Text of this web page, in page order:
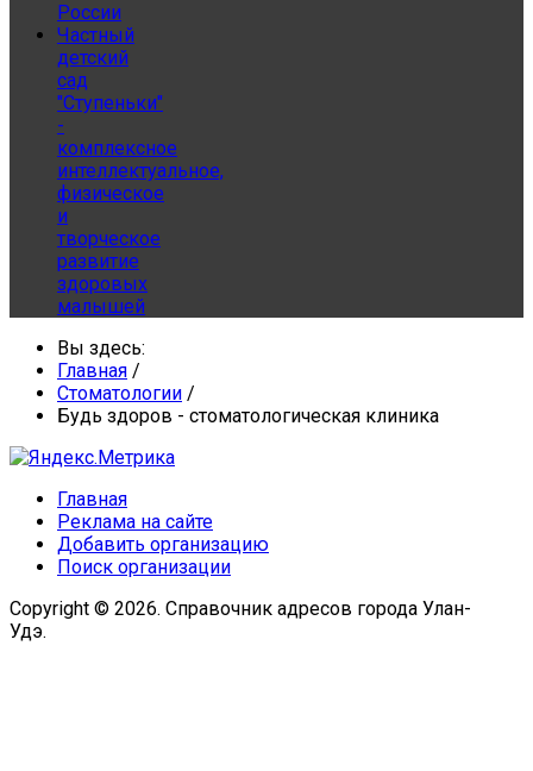
России
Частный
детский
сад
"Ступеньки"
-
комплексное
интеллектуальное,
физическое
и
творческое
развитие
здоровых
малышей
Вы здесь:
Главная /
Стоматологии /
Будь здоров - стоматологическая клиника
Главная
Реклама на сайте
Добавить организацию
Поиск организации
Copyright © 2026. Справочник адресов города Улан-
Удэ.